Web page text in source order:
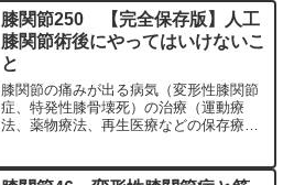
専門医（人工関節手術を専門）の塗山正
宏が色々と説明します。
膝関節250 【完全保存版】人工
膝関節術後にやってはいけないこ
と
膝関節の痛みが出る病気（変形性膝関節
症、特発性膝骨壊死）の治療（運動療
法、薬物療法、再生医療などの保存療
専門医（人工関節手術を専門）の塗山正